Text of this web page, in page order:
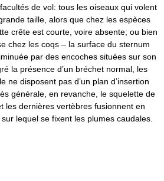
de vol: tous les oiseaux qui volent
taille, alors que chez les espèces
crête est courte, voire absente; ou bien
chez les coqs – la surface du sternum
par des encoches situées sur son
la présence d’un bréchet normal, les
ne disposent pas d’un plan d’insertion
générale, en revanche, le squelette de
les dernières vertèbres fusionnent en
lequel se fixent les plumes caudales.